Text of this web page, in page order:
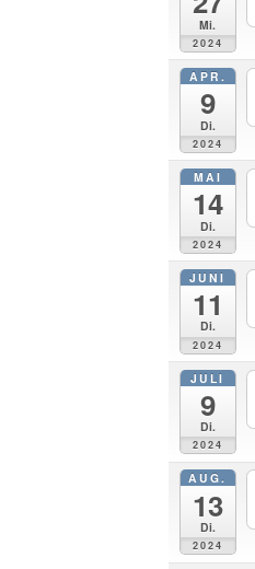
Mi.
2024
APR.
9
Di.
2024
MAI
14
Di.
2024
JUNI
11
Di.
2024
JULI
9
Di.
2024
AUG.
13
Di.
2024